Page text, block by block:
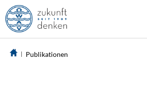
Publikationen